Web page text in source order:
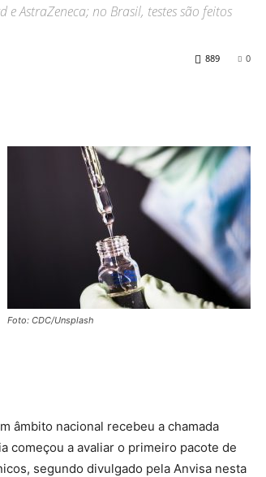
AstraZeneca; no Brasil, testes são feitos
0
889
Foto: CDC/Unsplash
âmbito nacional recebeu a chamada
começou a avaliar o primeiro pacote de
segundo divulgado pela Anvisa nesta